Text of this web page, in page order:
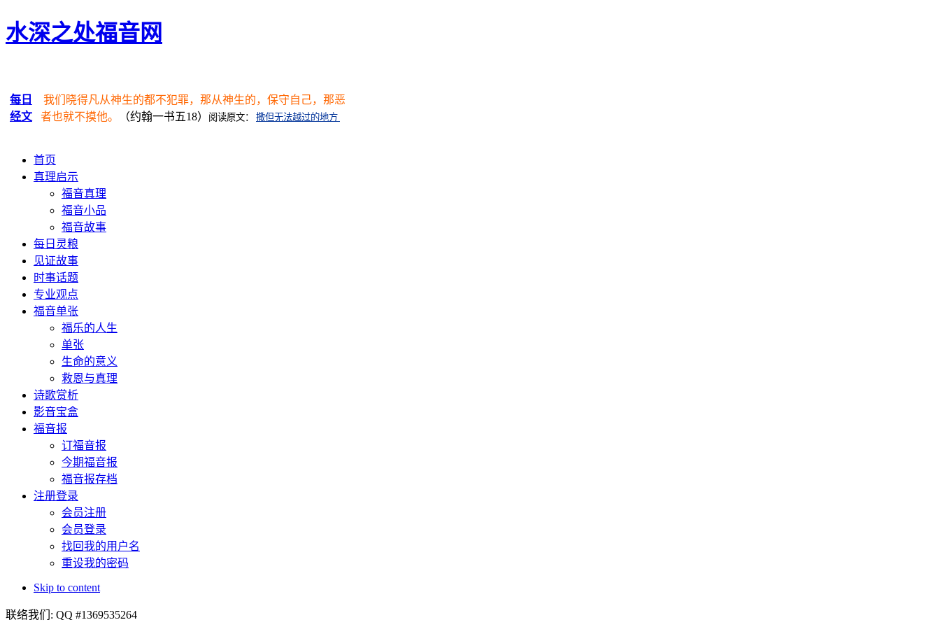
水深之处福音网
每日
经文
我们晓得凡从神生的都不犯罪，那从神生的，保守自己，那恶
者也就不摸他。
（约翰一书五18） 阅读原文： 撒但无法越过的地方
首页
真理启示
福音真理
福音小品
福音故事
每日灵粮
见证故事
时事话题
专业观点
福音单张
福乐的人生
单张
生命的意义
救恩与真理
诗歌赏析
影音宝盒
福音报
订福音报
今期福音报
福音报存档
注册登录
会员注册
会员登录
找回我的用户名
重设我的密码
Skip to content
联络我们: QQ #1369535264